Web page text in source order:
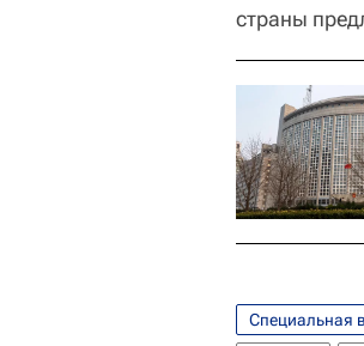
страны
Специальная